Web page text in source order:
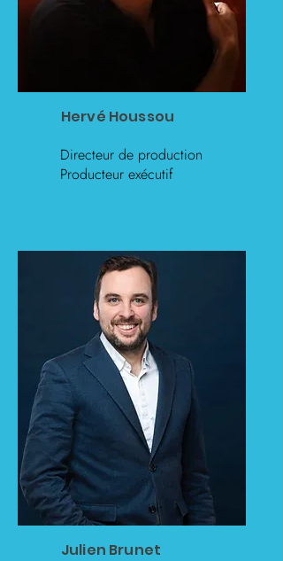
Hervé Houssou
Directeur de production
Producteur exécutif
Julien Brunet